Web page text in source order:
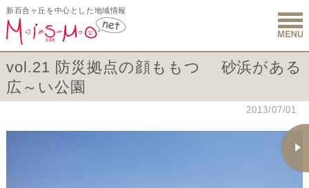
新百合ヶ丘を中心とした地域情報
新百合ヶ
vol.21 防災拠点の顔ももつ 砂浜がある
広～い公園
2013/07/01